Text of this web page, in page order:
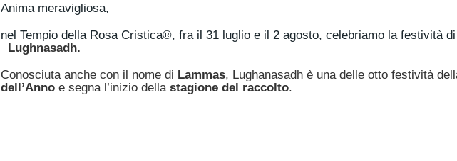
Anima meravigliosa,
nel Tempio della Rosa Cristica®, fra il 31 luglio e il 2 agosto, celebriamo la festività
Lughnasadh.
Conosciuta anche con il nome di Lammas, Lughanasadh è una delle otto festività
dell’Anno e segna l’inizio della stagione del raccolto.